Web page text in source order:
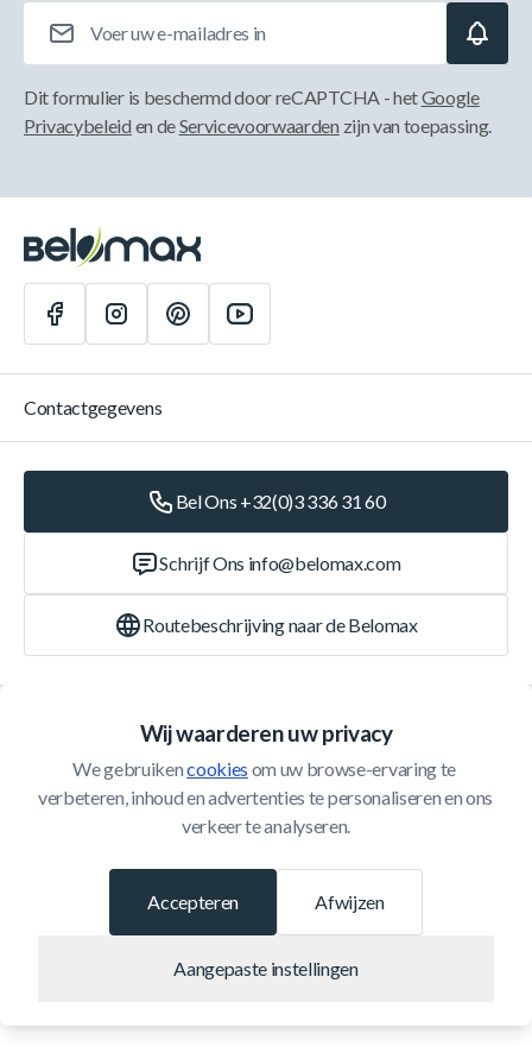
Wij waarderen uw privacy
We gebruiken cookies om uw browse-ervaring te
verbeteren, inhoud en advertenties te personaliseren en ons
verkeer te analyseren.
Afwijzen
Aangepaste instellingen
Accepteren
Dit formulier is beschermd door reCAPTCHA - hetGoogle
Privacybeleid en deServicevoorwaarden zijn van toepassing.
Klantenservice
Contactgegevens
Bel Ons +32(0)3 336 31 60
Schrijf Ons info@belomax.com
Routebeschrijving naar de Belomax